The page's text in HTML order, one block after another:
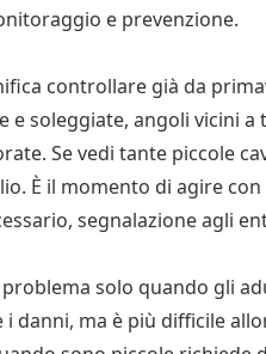
e prevenzione.
controllare già da
e soleggiate, angoli vicini
Se vedi tante piccole
È il momento di agire
segnalazione agli
solo quando gli
danni, ma è più difficile